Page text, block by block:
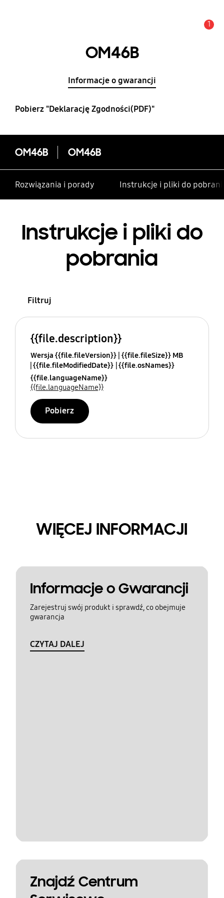
1
OM46B
Informacje o gwarancji
Pobierz "Deklarację Zgodności(PDF)"
OM46B OM46B
Rozwiązania i porady Instrukcje i pliki do
Instrukcje i pliki do
pobrania
Filtruj
{{file.description}}
Wersja {{file.fileVersion}} {{file.fileSize}} MB
{{file.fileModifiedDate}} {{file.osNames}}
{{file.languageName}}
{{file.languageName}}
Pobierz
WIĘCEJ INFORMACJI
Informacje o Gwarancji
Zarejestruj swój produkt i sprawdź, co obejmuje
gwarancja
CZYTAJ DALEJ
Znajdź Centrum